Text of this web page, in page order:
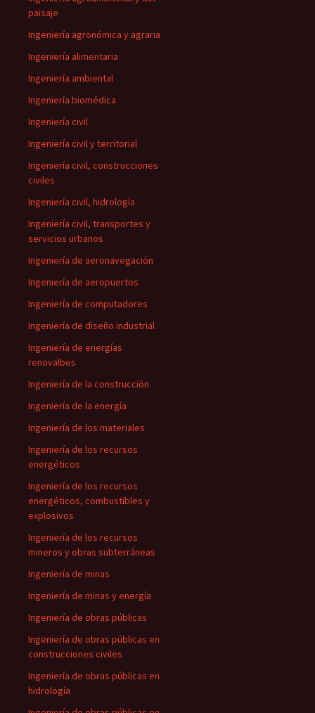
paisaje
Ingeniería agronómica y agraria
Ingeniería alimentaria
Ingeniería ambiental
Ingeniería biomédica
Ingeniería civil
Ingeniería civil y territorial
Ingeniería civil, construcciones
civiles
Ingeniería civil, hidrología
Ingeniería civil, transportes y
servicios urbanos
Ingeniería de aeronavegación
Ingeniería de aeropuertos
Ingeniería de computadores
Ingeniería de diseño industrial
Ingeniería de energías
renovalbes
Ingeniería de la construcción
Ingeniería de la energía
Ingeniería de los materiales
Ingeniería de los recursos
energéticos
Ingeniería de los recursos
energéticos, combustibles y
explosivos
Ingeniería de los recursos
mineros y obras subterráneas
Ingeniería de minas
Ingeniería de minas y energía
Ingeniería de obras públicas
Ingeniería de obras públicas en
construcciones civiles
Ingeniería de obras públicas en
hidrología